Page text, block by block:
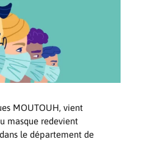
MOUTOUH, vient
masque redevient
le département de